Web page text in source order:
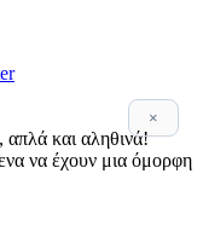
×
και αληθινά!
να έχουν μια όμορφη